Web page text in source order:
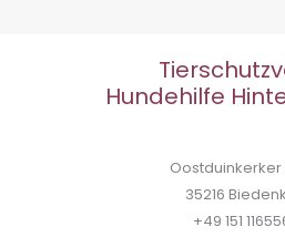
Hundehilfe
Oostduinkerker
35216
+49 151